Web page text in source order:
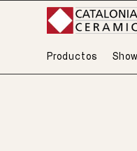
Productos